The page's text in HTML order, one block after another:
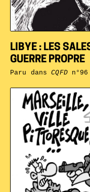
LIBYE : LES
GUERRE PROPRE
Paru dansCQFD